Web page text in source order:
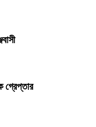
গ্রেপ্তার